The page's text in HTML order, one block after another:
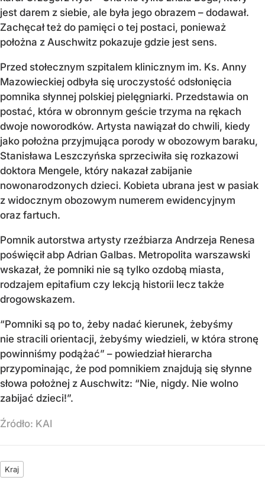
jest darem z siebie, ale była jego obrazem – dodawał.
Zachęcał też do pamięci o tej postaci, ponieważ
położna z Auschwitz pokazuje gdzie jest sens.
Przed stołecznym szpitalem klinicznym im. Ks. Anny
Mazowieckiej odbyła się uroczystość odsłonięcia
pomnika słynnej polskiej pielęgniarki. Przedstawia on
postać, która w obronnym geście trzyma na rękach
dwoje noworodków. Artysta nawiązał do chwili, kiedy
jako położna przyjmująca porody w obozowym baraku,
Stanisława Leszczyńska sprzeciwiła się rozkazowi
doktora Mengele, który nakazał zabijanie
nowonarodzonych dzieci. Kobieta ubrana jest w pasiak
z widocznym obozowym numerem ewidencyjnym
oraz fartuch.
Pomnik autorstwa artysty rzeźbiarza Andrzeja Renesa
poświęcił abp Adrian Galbas. Metropolita warszawski
wskazał, że pomniki nie są tylko ozdobą miasta,
rodzajem epitafium czy lekcją historii lecz także
drogowskazem.
“Pomniki są po to, żeby nadać kierunek, żebyśmy
nie stracili orientacji, żebyśmy wiedzieli, w która stronę
powinniśmy podążać” – powiedział hierarcha
przypominając, że pod pomnikiem znajdują się słynne
słowa położnej z Auschwitz: “Nie, nigdy. Nie wolno
zabijać dzieci!”.
Źródło: KAI
Kraj